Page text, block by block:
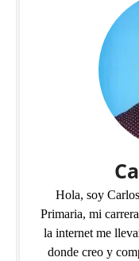
Hola, soy
Primaria, mi
la internet me
donde creo y